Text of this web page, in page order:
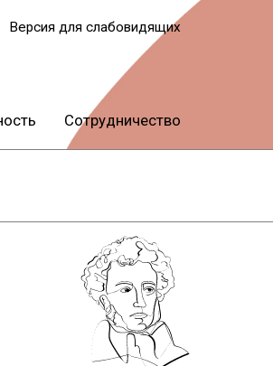
Версия для слабовидящих
Сотрудничество